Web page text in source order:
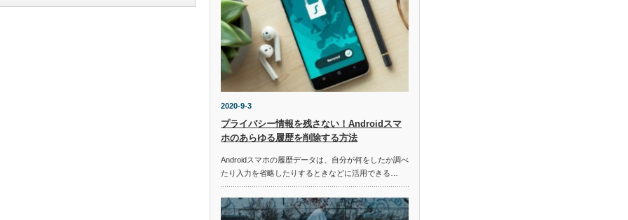
2020-9-3
プライバシー情報を残さない！Androidスマ
ホのあらゆる履歴を削除する方法
Androidスマホの履歴データは、自分が何をしたか調べ
たり入力を省略したりするときなどに活用できる…